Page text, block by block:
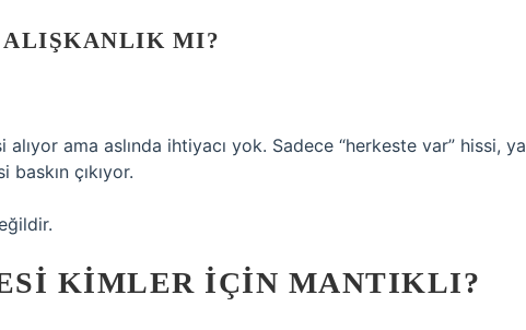
ALIŞKANLIK MI?
ama aslında ihtiyacı yok. Sadece “herkeste var” hissi, ya
baskın çıkıyor.
KIMLER İÇIN MANTIKLI?